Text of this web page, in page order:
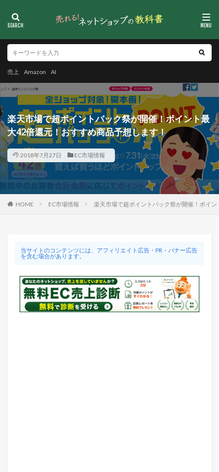
売上 Amazon AI
楽天市場で超ポイントバック祭が開催！ポイント最
大42倍還元！おすすめ商品予想します！
2018年7月27日 EC市場情報
HOME EC市場情報 楽天市場で超ポイントバック祭が開催！ポイ
当サイトのコンテンツには、アフィリエイト広告・PR・バナー広告
を含む場合があります。